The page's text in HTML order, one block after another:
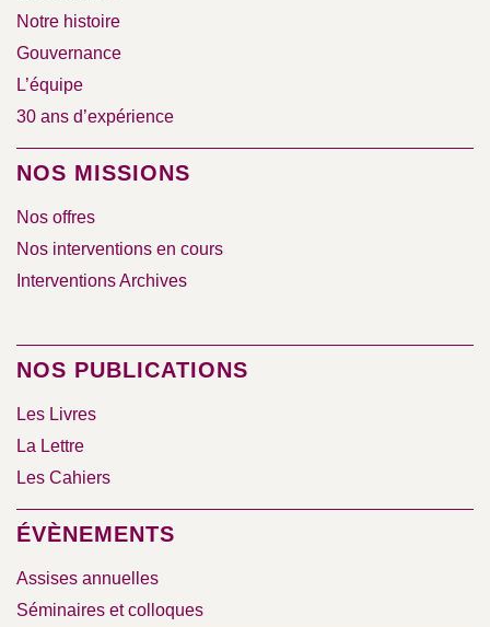
Notre histoire
Gouvernance
L’équipe
30 ans d’expérience
NOS MISSIONS
Nos offres
Nos interventions en cours
Interventions Archives
NOS PUBLICATIONS
Les Livres
La Lettre
Les Cahiers
ÉVÈNEMENTS
Assises annuelles
Séminaires et colloques